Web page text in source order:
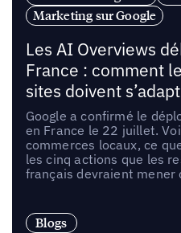
Marketing sur Google
Les AI Overviews
France : comment
sites doivent
Google a confirmé le
en France le 22 juillet.
commerces locaux, ce
les cinq actions que les
français devraient mener
Blogs